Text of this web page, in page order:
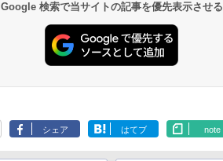
Google 検索で当サイトの記事を優先表示させる
シェア はてブ note